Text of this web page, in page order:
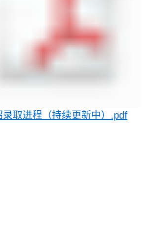
录取进程（持续更新中）.pdf